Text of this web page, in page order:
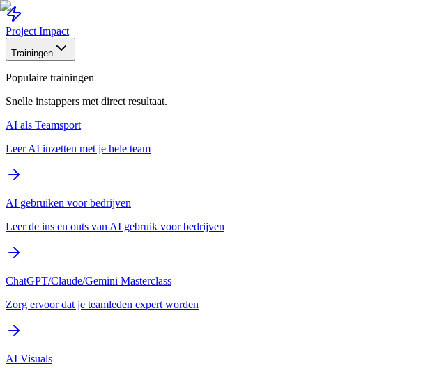
Project Impact
Trainingen
Populaire trainingen
Snelle instappers met direct resultaat.
AI als Teamsport
Leer AI inzetten met je hele team
AI gebruiken voor bedrijven
Leer de ins en outs van AI gebruik voor bedrijven
ChatGPT/Claude/Gemini Masterclass
Zorg ervoor dat je teamleden expert worden
AI Visuals